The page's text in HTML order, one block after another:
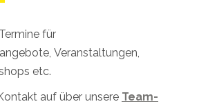
für
Veranstaltungen,
etc.
auf über unsere Team-